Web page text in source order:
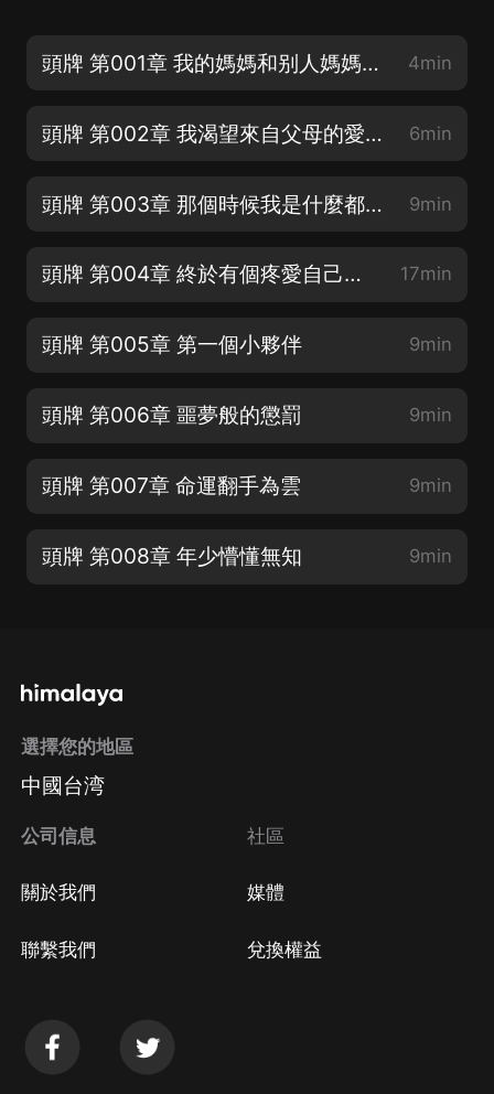
頭牌 第001章 我的媽媽和别人媽媽不一樣 4min
頭牌 第002章 我渴望來自父母的愛可我媽不要我了 6min
頭牌 第003章 那個時候我是什麼都不懂 9min
頭牌 第004章 終於有個疼愛自己的好爸爸了 17min
頭牌 第005章 第一個小夥伴 9min
頭牌 第006章 噩夢般的懲罰 9min
頭牌 第007章 命運翻手為雲 9min
頭牌 第008章 年少懵懂無知 9min
選擇您的地區
中國台湾
公司信息
關於我們
聯繫我們
社區
媒體
兌換權益